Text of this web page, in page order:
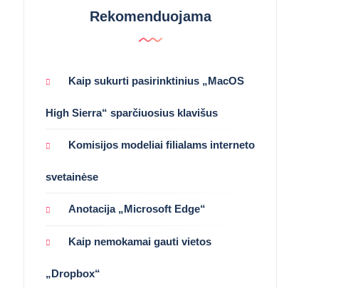
Rekomenduojama
Kaip sukurti pasirinktinius „MacOS
High Sierra“ sparčiuosius klavišus
Komisijos modeliai filialams interneto
svetainėse
Anotacija „Microsoft Edge“
Kaip nemokamai gauti vietos
„Dropbox“